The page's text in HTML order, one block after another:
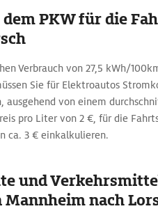
PKW für die
Verbrauch von 27,5 kWh/
Sie für Elektroautos
ausgehend von einem
pro Liter von 2 €, für die
ca. 3 € einkalkulieren.
und
nach